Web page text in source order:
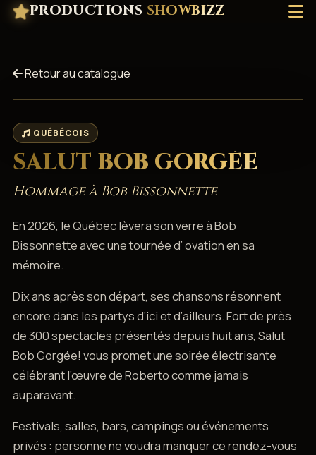
PRODUCTIONS SHOWBIZZ
Retour au catalogue
QUÉBÉCOIS
SALUT BOB GORGÉE
Hommage à Bob Bissonnette
En 2026, le Québec lèvera son verre à Bob
Bissonnette avec une tournée d’ ovation en sa
mémoire.
Dix ans après son départ, ses chansons résonnent
encore dans les partys d’ici et d’ailleurs. Fort de près
de 300 spectacles présentés depuis huit ans, Salut
Bob Gorgée! vous promet une soirée électrisante
célébrant l’œuvre de Roberto comme jamais
auparavant.
Festivals, salles, bars, campings ou événements
privés : personne ne voudra manquer ce rendez-vous